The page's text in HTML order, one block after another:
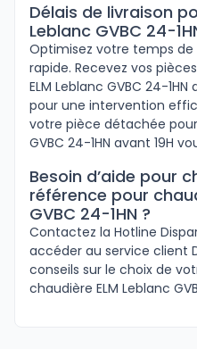
Délais de livraison
Leblanc GVBC 24-
Optimisez votre temps
rapide. Recevez vos
ELM Leblanc GVBC 24-
pour une intervention
votre pièce détachée
GVBC 24-1HN avant 19H
Besoin d’aide pour
référence pour
GVBC 24-1HN ?
Contactez la Hotline
accéder au service client
conseils sur le choix de
chaudière ELM Leblanc